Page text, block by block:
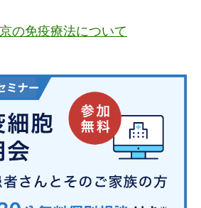
の免疫療法について